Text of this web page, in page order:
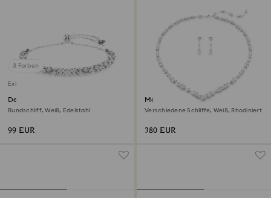
3 Farben
Exklusiv online
Dextera Armband
Rundschliff, Weiß, Edelstahl
99 EUR
Mesmera Set
Verschiedene Schliffe, Weiß, Rhodiniert
380 EUR